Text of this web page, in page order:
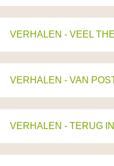
VERHALEN - VEEL
VERHALEN - VAN
VERHALEN - TERUG